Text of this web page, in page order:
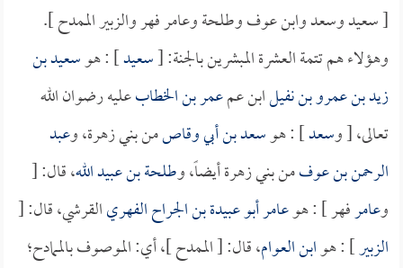
[ سعيد وسعد وابن عوف وطلحة وعامر فهر والزبير الممدح ].
وهؤلاء هم تتمة العشرة المبشرين بالجنة: [سعيد] : هوسعيد بن
زيد بن عمرو بن نفيلابن عمعمر بن الخطابعليه رضوان الله
تعالى، [ وسعد] : هوسعد بن أبي وقاصمن بني زهرة، وعبد
الرحمن بن عوفمن بني زهرة أيضاً، وطلحة بن عبيد الله، قال: [
وعامرفهر ] : هوعامر أبو عبيدة بن الجراح الفهريالقرشي، قال: [
الزبير] : هوابن العوام، قال: [ الممدح ]، أي: الموصوف بالممادح؛